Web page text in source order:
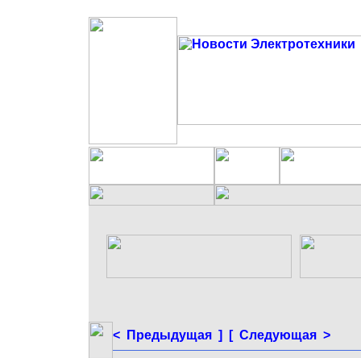
< Предыдущая ] [ Следующая >